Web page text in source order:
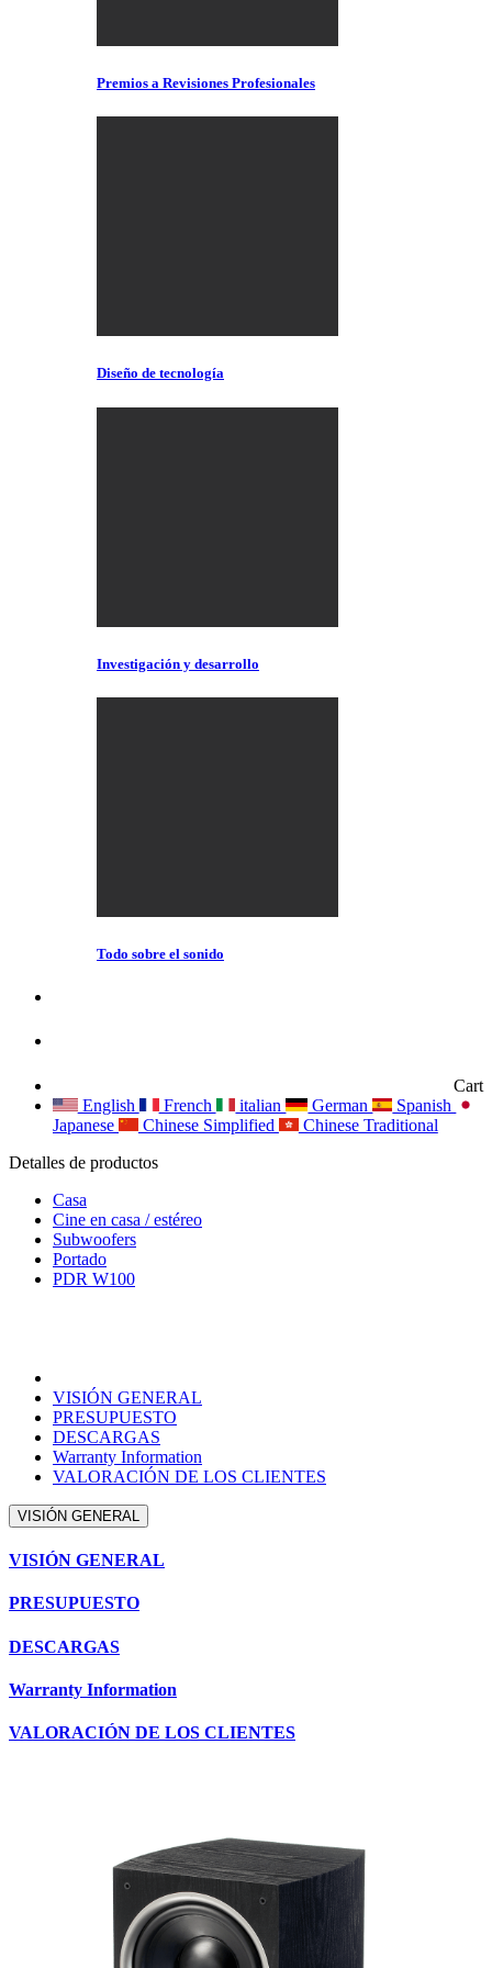
Premios a Revisiones Profesionales
Diseño de tecnología
Investigación y desarrollo
Todo sobre el sonido
Cart
English
French italian German
Spanish
Japanese
Chinese Simplified
Chinese Traditional
Detalles de productos
Casa
Cine en casa / estéreo
Subwoofers
Portado
PDR W100
VISIÓN GENERAL
PRESUPUESTO
DESCARGAS
Warranty Information
VALORACIÓN DE LOS CLIENTES
VISIÓN GENERAL
VISIÓN GENERAL
PRESUPUESTO
DESCARGAS
Warranty Information
VALORACIÓN DE LOS CLIENTES